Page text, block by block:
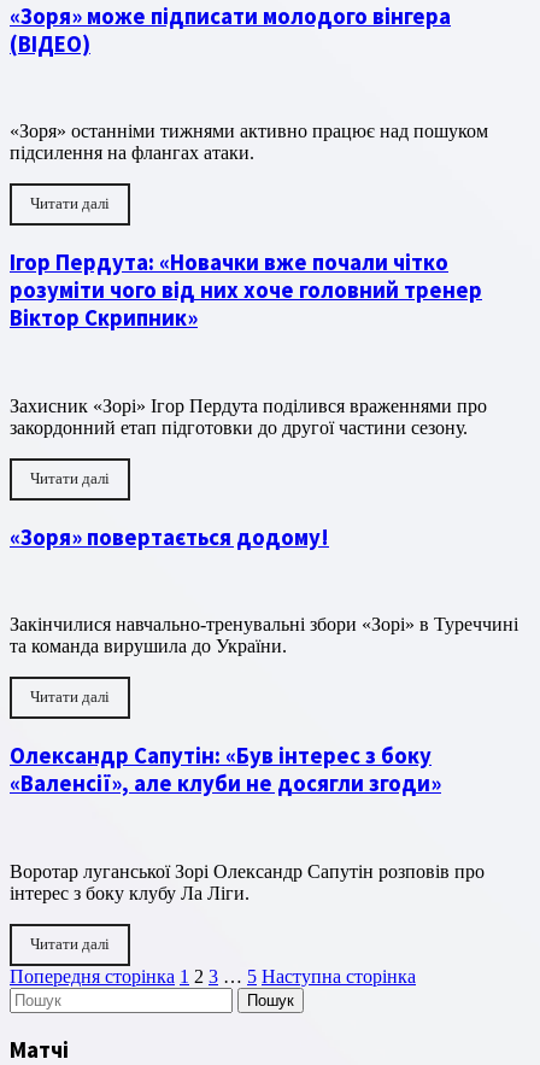
«Зоря» може підписати молодого вінгера
(ВІДЕО)
«Зоря» останніми тижнями активно працює над пошуком
підсилення на флангах атаки.
Читати далі
Ігор Пердута: «Новачки вже почали чітко
розуміти чого від них хоче головний тренер
Віктор Скрипник»
Захисник «Зорі» Ігор Пердута поділився враженнями про
закордонний етап підготовки до другої частини сезону.
Читати далі
«Зоря» повертається додому!
Закінчилися навчально-тренувальні збори «Зорі» в Туреччині
та команда вирушила до України.
Читати далі
Олександр Сапутін: «Був інтерес з боку
«Валенсії», але клуби не досягли згоди»
Воротар луганської Зорі Олександр Сапутін розповів про
інтерес з боку клубу Ла Ліги.
Читати далі
Пагінація
записів
Попередня сторінка Сторінка
1 Сторінка
2 Сторінка
3 … Сторінка
5 Наступна сторінка
Пошук
Матчі